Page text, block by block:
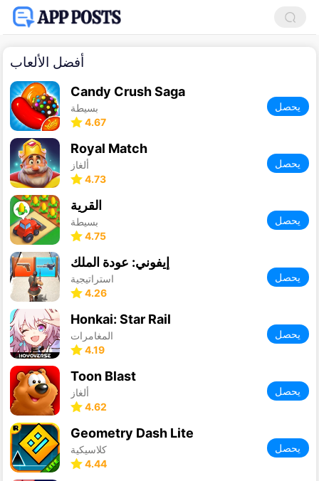
أفضل الألعاب
Candy Crush Saga
بسيطة
4.67
يحصل
Royal Match
ألغاز
4.73
يحصل
القرية
بسيطة
4.75
يحصل
إيفوني: عودة الملك
استراتيجية
4.26
يحصل
Honkai: Star Rail
المغامرات
4.19
يحصل
Toon Blast
ألغاز
4.62
يحصل
Geometry Dash Lite
كلاسيكية
4.44
يحصل